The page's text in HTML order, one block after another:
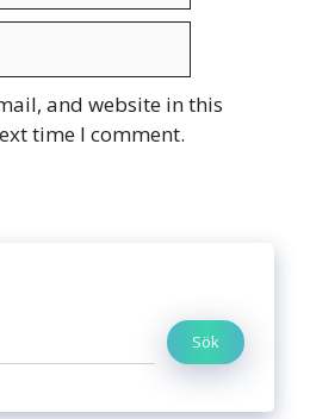
and website in this
time I comment.
Sök